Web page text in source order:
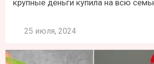
крупные деньги купила на всю
25 июля, 2024